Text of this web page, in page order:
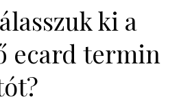
ki a
ecard termin